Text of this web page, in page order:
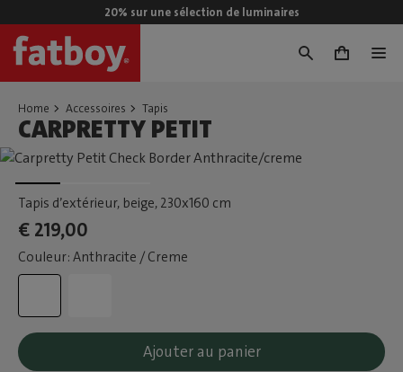
20% sur une sélection de luminaires
0
Home Accessoires Tapis
CARPRETTY PETIT
Tapis d’extérieur, beige, 230x160 cm
€ 219,00
Couleur: Anthracite / Creme
Ajouter au panier